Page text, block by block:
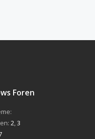
Foren
2 3